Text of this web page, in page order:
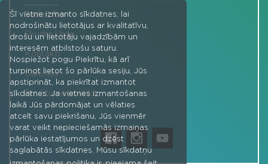
Šī vietne izmanto sīkdatnes, lai
nodrošinātu lietotājus ar kvalitatīvu,
drošu un lietotāju vajadzībām un
interesēm atbilstošu saturu.
Nospiežot pogu Piekrītu, kā arī
turpinot lietot šo pārlūka sesiju, Jūs
apstiprināt, ka piekrītat izmantot
sīkdatnes. Ja vietnes izmantošanas
laikā Jūs pārdomājat un vēlaties
atcelt savu piekrišanu, Jūs vienmēr
varat veikt nepieciešamās izmaiņas
pārlūka iestatījumos un dzēst
saglabātās sīkdatnes. Mūsu sīkdatņu
Sadarbība
Skudra Urda
Kontakti
Galerijas
Privātuma politika